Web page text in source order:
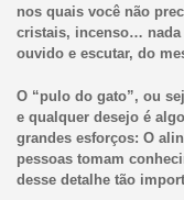
nos quais você não
cristais, incenso… nada
ouvido e escutar, do
O “pulo do gato”, ou
e qualquer desejo é
grandes esforços: O
pessoas tomam
desse detalhe tão